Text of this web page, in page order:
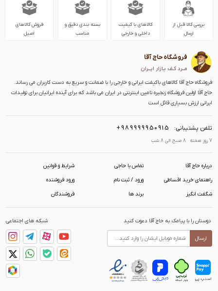
بررسی کالا قبل از
ارسال
کالاهای با کیفیت
داخلی و خارجی
بسته بندی دقیق و
مناسب
فروش کالاهای
اصیل
فروشگاه حاج آقا
مــرد کـف بـازار ایــران
فروشگاه حاج آقا کالاهای باکیفت ایرانی و خارجی را با ضمانت و سریع به دست کاربران می رساند.
حاج آقا اولین فروشگاه زنجیره تامین اینترنتی در ایران می باشد که برای آینده ایرانیان برای تولیدات
ایرانی ارزش بسیاری قائل است
تلفن پشتیبانی: +989999950915
7 روز هفته 8 صبح الی 8 شب
درباره حاج آقا تماس با حاجی شرایط و قوانین
راهنمای خرید اقساطی ورود / ثبت نام ورود فروشنده
شگفت انگیز برند ها فروشندگان
دوستان را با پیامک به حاج آقا دعوت کنید
ارسال
شبکه های اجتماعی